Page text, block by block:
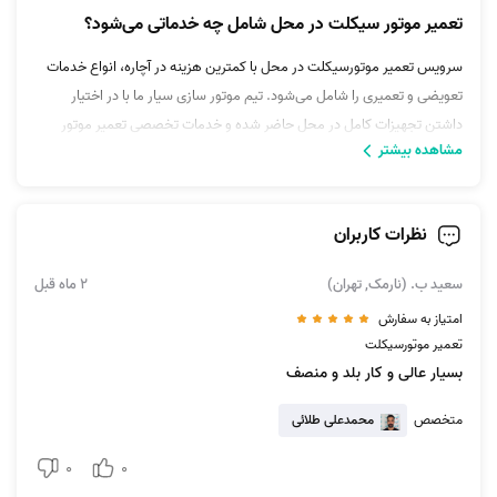
تعمیر موتور سیکلت در محل شامل چه خدماتی می‌شود؟
سرویس تعمیر موتورسیکلت در محل با کمترین هزینه در آچاره، انواع خدمات
تعویضی و تعمیری را شامل می‌شود. تیم موتور سازی سیار ما با در اختیار
داشتن تجهیزات کامل در محل حاضر شده و خدمات تخصصی تعمیر موتور
سیکلت را در کوتاه‌ترین زمان ارائه می‌دهند. بخشی از خدمات تعمیرات موتور
پنچرگیری موتور سیکلت سیار
مشکلات روغن‌ریزی
صداهای غیرعادی موتور سیکلت
خرابی چراغ‌ها
مشکل ریپ زدن و خاموش شدن موتور سیکلت
دود کردن زیاد و مشکلات اگزوز
اشکال در تعویض دنده و ایرادات آن
مشاهده بیشتر
نظرات کاربران
سعید ب. (نارمک, تهران) 2 ماه قبل
امتیاز به سفارش
تعمیر موتورسیکلت
بسیار عالی و کار بلد و منصف
متخصص محمدعلی طلائی
0
0